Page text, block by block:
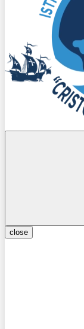
close